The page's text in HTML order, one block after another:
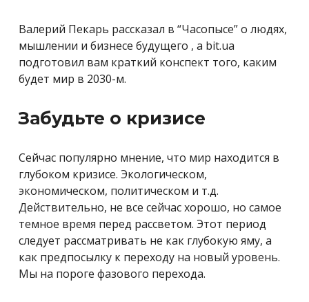
Валерий Пекарь рассказал в “Часопысе” о людях,
мышлении и бизнесе будущего , а bit.ua
подготовил вам краткий конспект того, каким
будет мир в 2030-м.
Забудьте о кризисе
Сейчас популярно мнение, что мир находится в
глубоком кризисе. Экологическом,
экономическом, политическом и т.д.
Действительно, не все сейчас хорошо, но самое
темное время перед рассветом. Этот период
следует рассматривать не как глубокую яму, а
как предпосылку к переходу на новый уровень.
Мы на пороге фазового перехода.